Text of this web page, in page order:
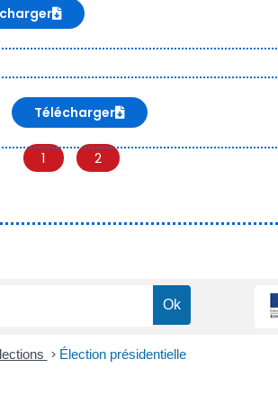
Télécharger
1 2
> Élection présidentielle